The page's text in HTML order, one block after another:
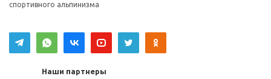
спортивного альпинизма
Наши партнеры